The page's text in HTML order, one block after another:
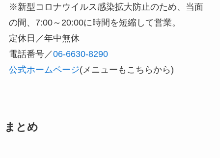
※新型コロナウイルス感染拡大防止のため、当面
の間、7:00～20:00に時間を短縮して営業。
定休日／年中無休
電話番号／06-6630-8290
公式ホームページ(メニューもこちらから)
まとめ